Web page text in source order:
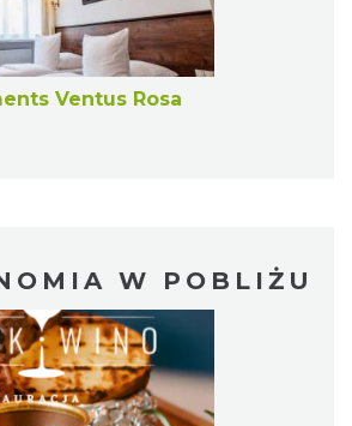
Ventus Rosa
W POBLIŻU